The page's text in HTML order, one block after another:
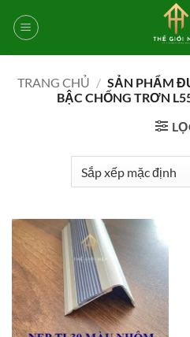
qua
TRANG CHỦ / SẢN PHẨM
BẬC CHỐNG TRƠN